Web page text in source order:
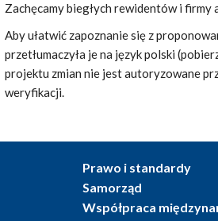
Zachęcamy biegłych rewidentów i firmy
Aby ułatwić zapoznanie się z
przetłumaczyła je na język polski
projektu zmian nie jest autoryzowane
weryfikacji.
Prawo i standardy
Samorząd
Współpraca